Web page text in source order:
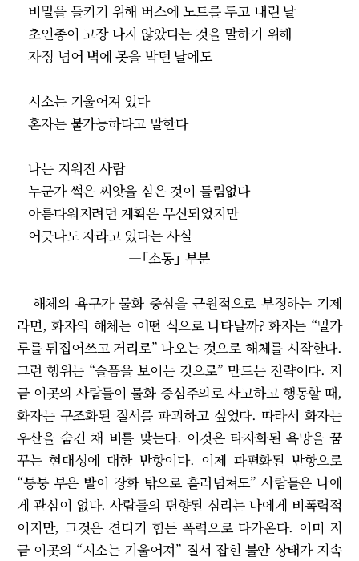
비밀을 들키기 위해 버스에 노트를 두고 내린 날
초인종이 고장 나지 않았다는 것을 말하기 위해
자정 넘어 벽에 못을 박던 날에도
시소는 기울어져 있다
혼자는 불가능하다고 말한다
나는 지워진 사람
누군가 썩은 씨앗을 심은 것이 틀림없다
아름다워지려던 계획은 무산되었지만
어긋나도 자라고 있다는 사실
―｢소동｣ 부분
해체의 욕구가 물화 중심을 근원적으로 부정하는 기제
라면, 화자의 해체는 어떤 식으로 나타날까? 화자는 “밀가
루를 뒤집어쓰고 거리로” 나오는 것으로 해체를 시작한다.
그런 행위는 “슬픔을 보이는 것으로” 만드는 전략이다. 지
금 이곳의 사람들이 물화 중심주의로 사고하고 행동할 때,
화자는 구조화된 질서를 파괴하고 싶었다. 따라서 화자는
우산을 숨긴 채 비를 맞는다. 이것은 타자화된 욕망을 꿈
꾸는 현대성에 대한 반항이다. 이제 파편화된 반항으로
“퉁퉁 부은 발이 장화 밖으로 흘러넘쳐도” 사람들은 나에
게 관심이 없다. 사람들의 편향된 심리는 나에게 비폭력적
이지만, 그것은 견디기 힘든 폭력으로 다가온다. 이미 지
금 이곳의 “시소는 기울어져” 질서 잡힌 불안 상태가 지속